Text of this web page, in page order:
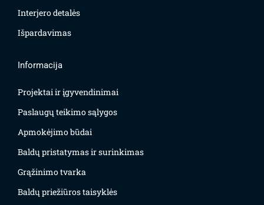
Interjero detalės
Išpardavimas
Informacija
Projektai ir įgyvendinimai
Paslaugų teikimo sąlygos
Apmokėjimo būdai
Baldų pristatymas ir surinkimas
Grąžinimo tvarka
Baldų priežiūros taisyklės